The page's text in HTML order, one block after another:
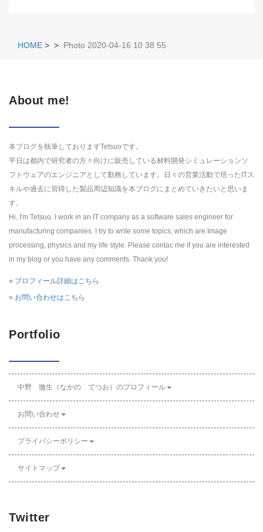
HOME > > Photo 2020-04-16 10 38 55
About me!
本ブログを執筆しておりますTetsuoです。
平日は都内で研究者の方々向けに販売している材料開発シミュレーションソ
フトウェアのエンジニアとして勤務しています。日々の営業活動で培ったITス
キルや過去に習得した製品周辺知識を本ブログにまとめていきたいと思いま
す。
Hi, I'm Tetsuo. I work in an IT company as a software sales engineer for
manufacturing companies. I try to write some topics, which are Image
processing, physics and my life style. Please contac me if you are interested
in my blog or you have any comments. Thank you!
» プロフィール詳細はこちら
» お問い合わせはこちら
Portfolio
中野 徹生（なかの てつお）のプロフィール
お問い合わせ
プライバシーポリシー
サイトマップ
Twitter